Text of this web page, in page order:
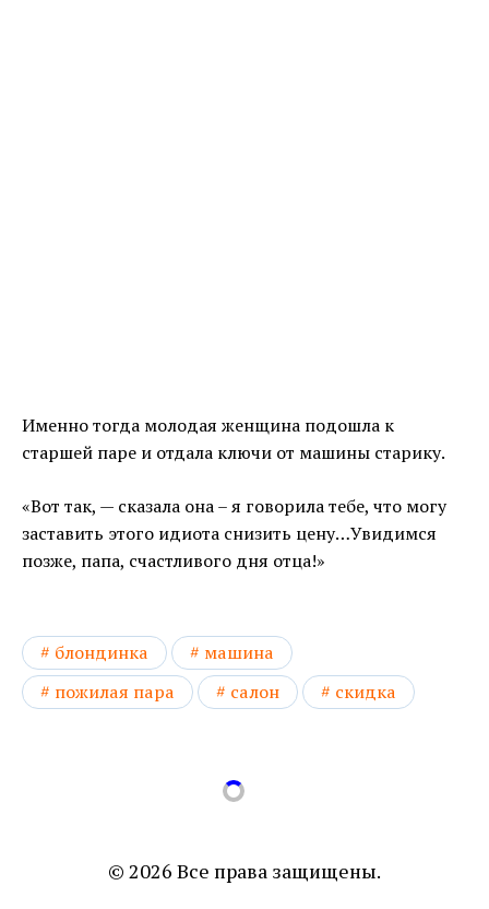
Именно тогда молодая женщина подошла к
старшей паре и отдала ключи от машины старику.
«Вот так, — сказала она – я говорила тебе, что могу
заставить этого идиота снизить цену…Увидимся
позже, папа, счастливого дня отца!»
блондинка
машина
пожилая пара
салон скидка
© 2026 Все права защищены.